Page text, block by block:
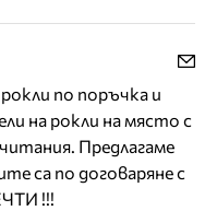
по поръчка и
на рокли на място с
Предлагаме
са по договаряне с
!!!